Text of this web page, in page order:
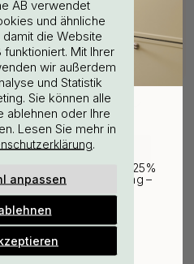
AB verwendet
und ähnliche
die Website
Mit Ihrer
wir außerdem
und Statistik
Sie können alle
ablehnen oder Ihre
Lesen Sie mehr in
.
anpassen
VISIT?
COUNTRY
auf deinen
Artikel
an und erhalte 25%
Artikel deiner Bestellung –
exklusive Angebote.
zum 31. August